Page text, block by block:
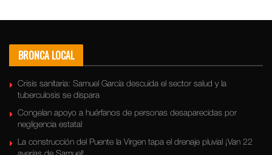
BRONCA LOCAL
Crisis sanitaria: Samuel García descuida el sector salud y la
tuberculosis se dispara
Congelan apoyo a huérfanos de personas desaparecidas por
negligencia estatal
La construcción del Puente la Virgen tapa el drenaje pluvial ¡Van 22